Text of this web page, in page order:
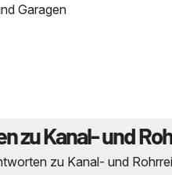
Garagen
zu Kanal- und
zu Kanal- und